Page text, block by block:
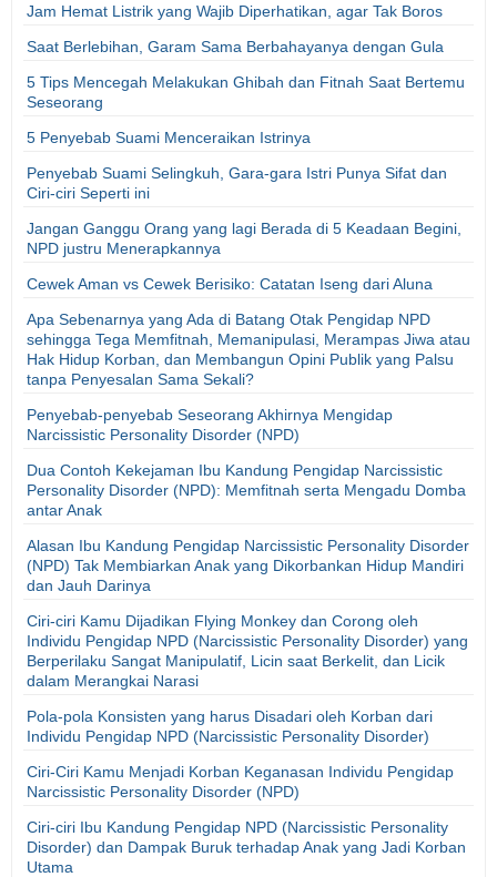
Jam Hemat Listrik yang Wajib Diperhatikan, agar Tak Boros
Saat Berlebihan, Garam Sama Berbahayanya dengan Gula
5 Tips Mencegah Melakukan Ghibah dan Fitnah Saat Bertemu
Seseorang
5 Penyebab Suami Menceraikan Istrinya
Penyebab Suami Selingkuh, Gara-gara Istri Punya Sifat dan
Ciri-ciri Seperti ini
Jangan Ganggu Orang yang lagi Berada di 5 Keadaan Begini,
NPD justru Menerapkannya
Cewek Aman vs Cewek Berisiko: Catatan Iseng dari Aluna
Apa Sebenarnya yang Ada di Batang Otak Pengidap NPD
sehingga Tega Memfitnah, Memanipulasi, Merampas Jiwa atau
Hak Hidup Korban, dan Membangun Opini Publik yang Palsu
tanpa Penyesalan Sama Sekali?
Penyebab-penyebab Seseorang Akhirnya Mengidap
Narcissistic Personality Disorder (NPD)
Dua Contoh Kekejaman Ibu Kandung Pengidap Narcissistic
Personality Disorder (NPD): Memfitnah serta Mengadu Domba
antar Anak
Alasan Ibu Kandung Pengidap Narcissistic Personality Disorder
(NPD) Tak Membiarkan Anak yang Dikorbankan Hidup Mandiri
dan Jauh Darinya
Ciri-ciri Kamu Dijadikan Flying Monkey dan Corong oleh
Individu Pengidap NPD (Narcissistic Personality Disorder) yang
Berperilaku Sangat Manipulatif, Licin saat Berkelit, dan Licik
dalam Merangkai Narasi
Pola-pola Konsisten yang harus Disadari oleh Korban dari
Individu Pengidap NPD (Narcissistic Personality Disorder)
Ciri-Ciri Kamu Menjadi Korban Keganasan Individu Pengidap
Narcissistic Personality Disorder (NPD)
Ciri-ciri Ibu Kandung Pengidap NPD (Narcissistic Personality
Disorder) dan Dampak Buruk terhadap Anak yang Jadi Korban
Utama